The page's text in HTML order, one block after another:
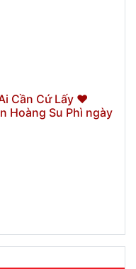
Cần Cứ Lấy ❤️
Hoàng Su Phì ngày